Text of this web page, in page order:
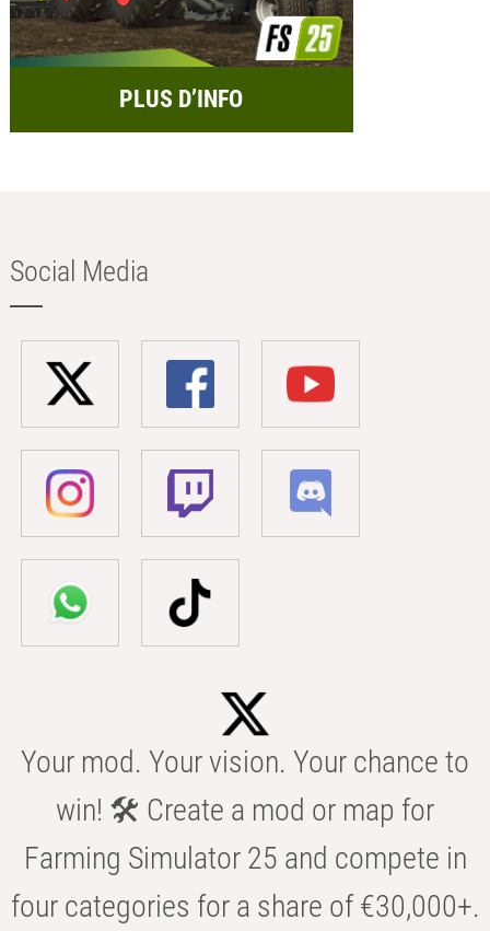
PLUS D’INFO
Social Media
Your mod. Your vision. Your chance to
win! 🛠️ Create a mod or map for
Farming Simulator 25 and compete in
four categories for a share of €30,000+.